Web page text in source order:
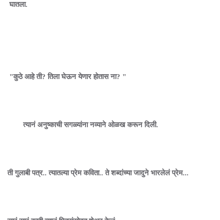
घातला.
"कुठे आहे ती? तिला घेऊन येणार होतास ना? "
त्यानं अनुष्काची सगळ्यांना नव्याने ओळख करून दिली.
ती गुलाबी पत्र.. त्यातल्या प्रेम कविता.. ते शब्दांच्या जादुने भारलेलं प्रेम...